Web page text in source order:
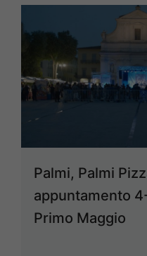
Palmi, Palmi
appuntamento
Primo Maggio